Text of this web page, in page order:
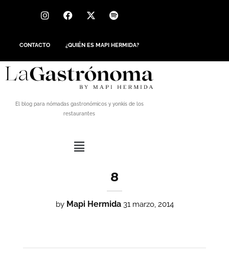
CONTACTO ¿QUIÉN ES MAPI HERMIDA?
El blog para nómadas gastronómicos y yonkis de los
restaurantes
8
by Mapi Hermida 31 marzo, 2014